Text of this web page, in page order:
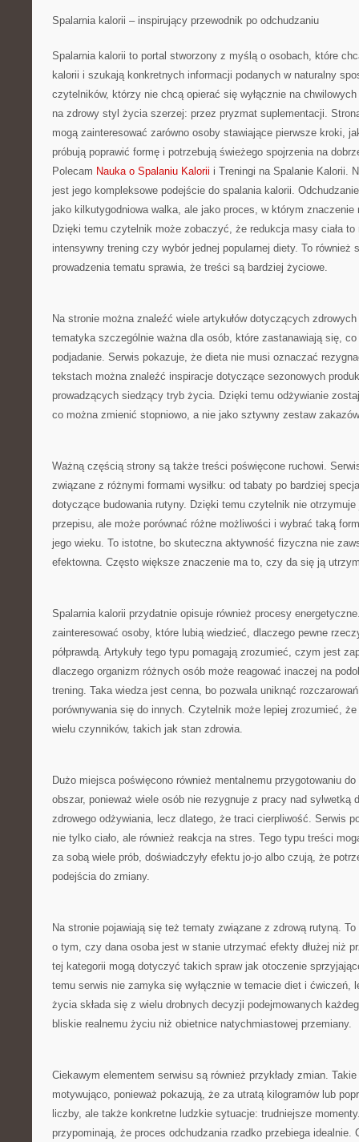
Spalarnia kalorii – inspirujący przewodnik po odchudzaniu
Spalarnia kalorii to portal stworzony z myślą o osobach, które
kalorii i szukają konkretnych informacji podanych w naturalny
czytelników, którzy nie chcą opierać się wyłącznie na
na zdrowy styl życia szerzej: przez pryzmat suplementacji.
mogą zainteresować zarówno osoby stawiające pierwsze kroki,
próbują poprawić formę i potrzebują świeżego spojrzenia na
Polecam Nauka o Spalaniu Kalorii i Treningi na Spalanie Kalorii.
jest jego kompleksowe podejście do spalania kalorii.
jako kilkutygodniowa walka, ale jako proces, w którym
Dzięki temu czytelnik może zobaczyć, że redukcja masy ciała
intensywny trening czy wybór jednej popularnej diety. To również
prowadzenia tematu sprawia, że treści są bardziej życiowe.
Na stronie można znaleźć wiele artykułów dotyczących
tematyka szczególnie ważna dla osób, które zastanawiają się,
podjadanie. Serwis pokazuje, że dieta nie musi oznaczać
tekstach można znaleźć inspiracje dotyczące sezonowych
prowadzących siedzący tryb życia. Dzięki temu odżywianie
co można zmienić stopniowo, a nie jako sztywny zestaw
Ważną częścią strony są także treści poświęcone ruchowi.
związane z różnymi formami wysiłku: od tabaty po bardziej
dotyczące budowania rutyny. Dzięki temu czytelnik nie otrzymuje
przepisu, ale może porównać różne możliwości i wybrać taką
jego wieku. To istotne, bo skuteczna aktywność fizyczna nie
efektowna. Często większe znaczenie ma to, czy da się ją
Spalarnia kalorii przydatnie opisuje również procesy
zainteresować osoby, które lubią wiedzieć, dlaczego pewne
półprawdą. Artykuły tego typu pomagają zrozumieć, czym jest
dlaczego organizm różnych osób może reagować inaczej na
trening. Taka wiedza jest cenna, bo pozwala uniknąć
porównywania się do innych. Czytelnik może lepiej zrozumieć,
wielu czynników, takich jak stan zdrowia.
Dużo miejsca poświęcono również mentalnemu przygotowaniu
obszar, ponieważ wiele osób nie rezygnuje z pracy nad sylwetką
zdrowego odżywiania, lecz dlatego, że traci cierpliwość. Serwis
nie tylko ciało, ale również reakcja na stres. Tego typu treści
za sobą wiele prób, doświadczyły efektu jo-jo albo czują, że
podejścia do zmiany.
Na stronie pojawiają się też tematy związane z zdrową rutyną.
o tym, czy dana osoba jest w stanie utrzymać efekty dłużej niż
tej kategorii mogą dotyczyć takich spraw jak otoczenie
temu serwis nie zamyka się wyłącznie w temacie diet i ćwiczeń,
życia składa się z wielu drobnych decyzji podejmowanych
bliskie realnemu życiu niż obietnice natychmiastowej przemiany.
Ciekawym elementem serwisu są również przykłady zmian.
motywująco, ponieważ pokazują, że za utratą kilogramów lub
liczby, ale także konkretne ludzkie sytuacje: trudniejsze
przypominają, że proces odchudzania rzadko przebiega idealnie.